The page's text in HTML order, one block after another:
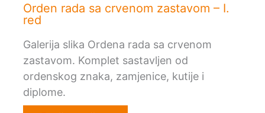
Orden rada sa crvenom zastavom – I.
red
Galerija slika Ordena rada sa crvenom
zastavom. Komplet sastavljen od
ordenskog znaka, zamjenice, kutije i
diplome.